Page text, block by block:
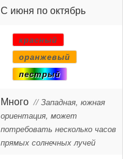
С июня по октябрь
красный
оранжевый
пестрый
Много // Западная, южная
ориентация, может
потребовать несколько часов
прямых солнечных лучей